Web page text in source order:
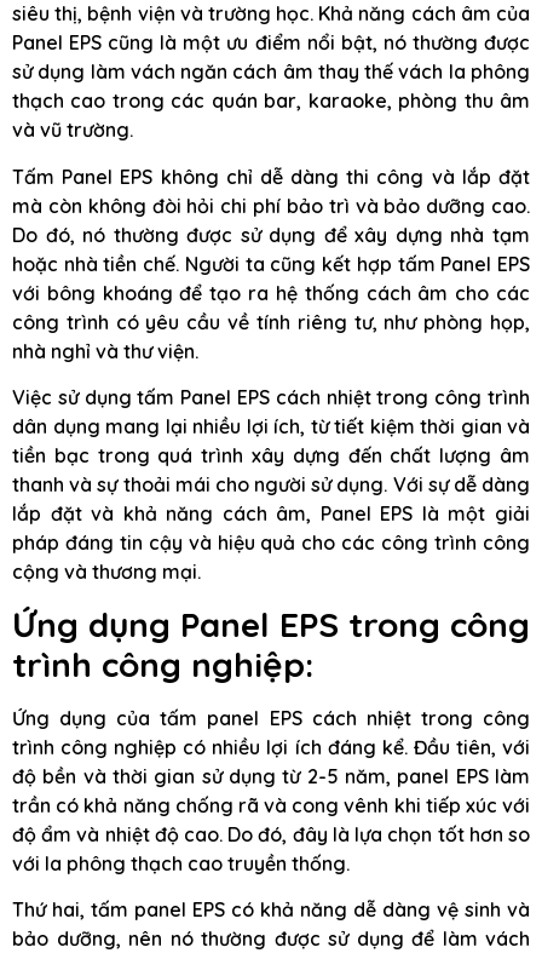
siêu thị, bệnh viện và trường học. Khả năng cách âm của
Panel EPS cũng là một ưu điểm nổi bật, nó thường được
sử dụng làm vách ngăn cách âm thay thế vách la phông
thạch cao trong các quán bar, karaoke, phòng thu âm
và vũ trường.
Tấm Panel EPS không chỉ dễ dàng thi công và lắp đặt
mà còn không đòi hỏi chi phí bảo trì và bảo dưỡng cao.
Do đó, nó thường được sử dụng để xây dựng nhà tạm
hoặc nhà tiền chế. Người ta cũng kết hợp tấm Panel EPS
với bông khoáng để tạo ra hệ thống cách âm cho các
công trình có yêu cầu về tính riêng tư, như phòng họp,
nhà nghỉ và thư viện.
Việc sử dụng tấm Panel EPS cách nhiệt trong công trình
dân dụng mang lại nhiều lợi ích, từ tiết kiệm thời gian và
tiền bạc trong quá trình xây dựng đến chất lượng âm
thanh và sự thoải mái cho người sử dụng. Với sự dễ dàng
lắp đặt và khả năng cách âm, Panel EPS là một giải
pháp đáng tin cậy và hiệu quả cho các công trình công
cộng và thương mại.
Ứng dụng Panel EPS trong công
trình công nghiệp:
Ứng dụng của tấm panel EPS cách nhiệt trong công
trình công nghiệp có nhiều lợi ích đáng kể. Đầu tiên, với
độ bền và thời gian sử dụng từ 2-5 năm, panel EPS làm
trần có khả năng chống rã và cong vênh khi tiếp xúc với
độ ẩm và nhiệt độ cao. Do đó, đây là lựa chọn tốt hơn so
với la phông thạch cao truyền thống.
Thứ hai, tấm panel EPS có khả năng dễ dàng vệ sinh và
bảo dưỡng, nên nó thường được sử dụng để làm vách